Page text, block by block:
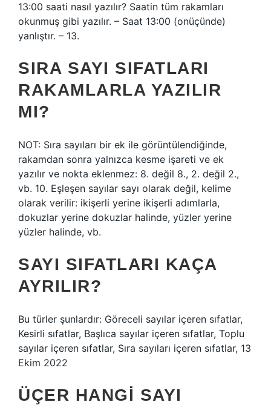
13:00 saati nasıl yazılır? Saatin tüm rakamları
okunmuş gibi yazılır. – Saat 13:00 (onüçünde)
yanlıştır. – 13.
SIRA SAYI SIFATLARI
RAKAMLARLA YAZILIR
MI?
NOT: Sıra sayıları bir ek ile görüntülendiğinde,
rakamdan sonra yalnızca kesme işareti ve ek
yazılır ve nokta eklenmez: 8. değil 8., 2. değil 2.,
vb. 10. Eşleşen sayılar sayı olarak değil, kelime
olarak verilir: ikişerli yerine ikişerli adımlarla,
dokuzlar yerine dokuzlar halinde, yüzler yerine
yüzler halinde, vb.
SAYI SIFATLARI KAÇA
AYRILIR?
Bu türler şunlardır: Göreceli sayılar içeren sıfatlar,
Kesirli sıfatlar, Başlıca sayılar içeren sıfatlar, Toplu
sayılar içeren sıfatlar, Sıra sayıları içeren sıfatlar, 13
Ekim 2022
ÜÇER HANGI SAYI